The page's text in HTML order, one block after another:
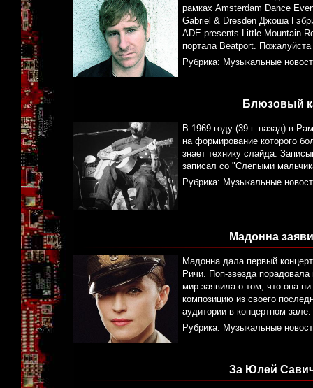
рамках Amsterdam Dance
Gabriel & Dresden Джоша
ADE presents Little Mountain
портала Beatport. Пожалуйста
Рубрика: Музыкальные
Блюзовый
В 1969 году (39 г. назад) в
на формирование которого
знает технику слайда.
записал со "Слепыми
Рубрика: Музыкальные
Мадонна
Мадонна дала первый
Ричи. Поп-звезда
мир заявила о том, что она
композицию из своего
аудитории в концертном
Рубрика: Музыкальные
За Юлей